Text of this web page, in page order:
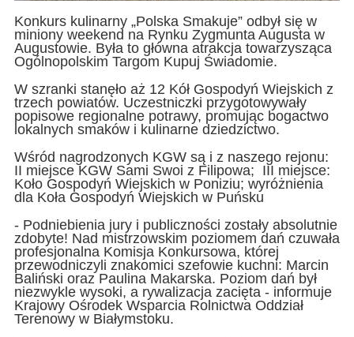
Konkurs kulinarny „Polska Smakuje” odbył się w
miniony weekend na Rynku Zygmunta Augusta w
Augustowie. Była to główna atrakcja towarzysząca
Ogólnopolskim Targom Kupuj Świadomie.
W szranki stanęło aż 12 Kół Gospodyń Wiejskich z
trzech powiatów. Uczestniczki przygotowywały
popisowe regionalne potrawy, promując bogactwo
lokalnych smaków i kulinarne dziedzictwo.
Wśród nagrodzonych KGW są i z naszego rejonu:
II miejsce KGW Sami Swoi z Filipowa; III miejsce:
Koło Gospodyń Wiejskich w Poniziu; wyróżnienia
dla Koła Gospodyń Wiejskich w Puńsku
- Podniebienia jury i publiczności zostały absolutnie
zdobyte! Nad mistrzowskim poziomem dań czuwała
profesjonalna Komisja Konkursowa, której
przewodniczyli znakomici szefowie kuchni: Marcin
Baliński oraz Paulina Makarska. Poziom dań był
niezwykle wysoki, a rywalizacja zacięta - informuje
Krajowy Ośrodek Wsparcia Rolnictwa Oddział
Terenowy w Białymstoku.